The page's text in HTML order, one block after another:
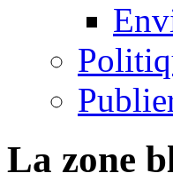
La zone